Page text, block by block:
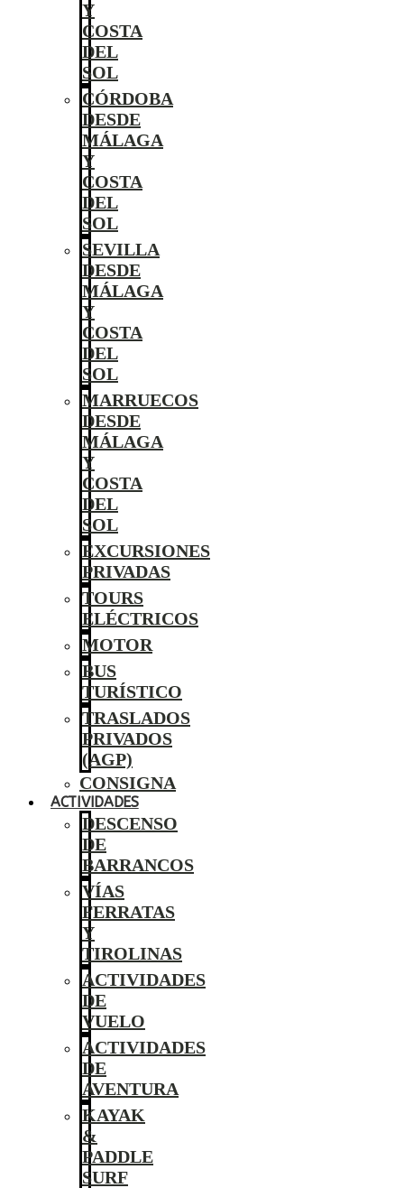
Y
COSTA
DEL
SOL
CÓRDOBA
DESDE
MÁLAGA
Y
COSTA
DEL
SOL
SEVILLA
DESDE
MÁLAGA
Y
COSTA
DEL
SOL
MARRUECOS
DESDE
MÁLAGA
Y
COSTA
DEL
SOL
EXCURSIONES
PRIVADAS
TOURS
ELÉCTRICOS
MOTOR
BUS
TURÍSTICO
TRASLADOS
PRIVADOS
(AGP)
CONSIGNA
ACTIVIDADES
DESCENSO
DE
BARRANCOS
VÍAS
FERRATAS
Y
TIROLINAS
ACTIVIDADES
DE
VUELO
ACTIVIDADES
DE
AVENTURA
KAYAK
&
PADDLE
SURF